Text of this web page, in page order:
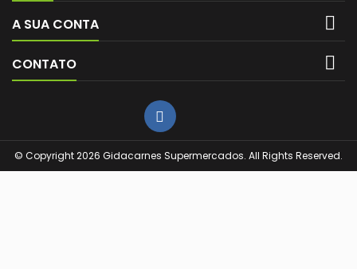
A SUA CONTA 
CONTATO 
© Copyright 2026 Gidacarnes Supermercados. All Rights Reserved.